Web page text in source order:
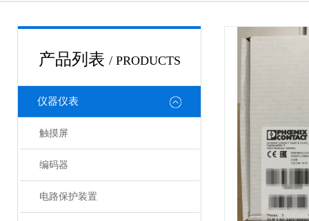
产品列表 / PRODUCTS
仪器仪表
触摸屏
编码器
电路保护装置